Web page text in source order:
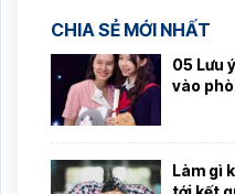
CHIA SẺ MỚI NHẤT
05 Lưu
vào
Làm gì